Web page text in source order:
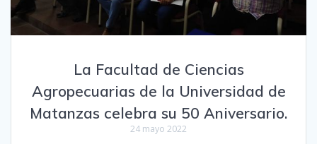
La Facultad de Ciencias
Agropecuarias de la Universidad de
Matanzas celebra su 50 Aniversario.
24 mayo 2022